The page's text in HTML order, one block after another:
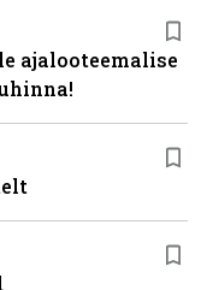
ajalooteemalise